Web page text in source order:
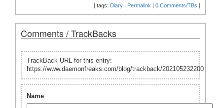
[ tags: Diary | Permalink | 0 Comments/TBs ]
Comments / TrackBacks
TrackBack URL for this entry:
https://www.daemonfreaks.com/blog/trackback/202105232200
Name